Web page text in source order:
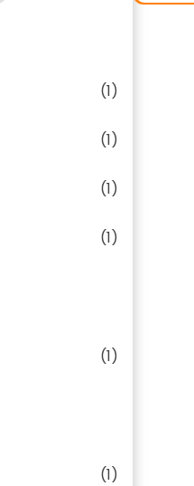
(1)
(1)
(1)
(1)
(1)
(1)